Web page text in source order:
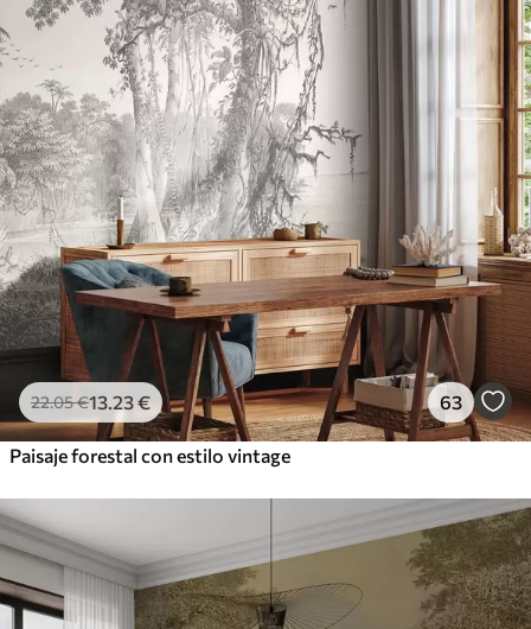
22.05€13 .23€ 63
Paisaje forestal con estilo vintage